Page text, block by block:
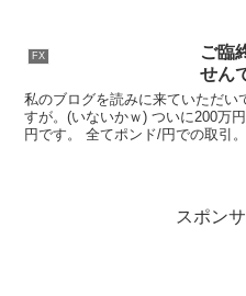
FX
ご臨
せん
私のブログを読みに来ていただい
すが。(いないかｗ) ついに200万
円です。 全てポンド/円での取引
スポン